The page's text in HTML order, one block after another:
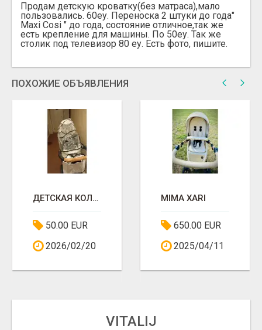
Продам детскую кроватку(без матраса),мало
пользовались. 60еу. Переноска 2 штуки до года"
Maxi Cosi " до года, состояние отличное,так же
есть крепление для машины. По 50еу. Так же
столик под телевизор 80 еу. Есть фото, пишите.
ПОХОЖИЕ ОБЪЯВЛЕНИЯ
ДЕТСКАЯ КОЛЯСКА
50.00 EUR
2026/02/20
MIMA XARI
650.00 EUR
2025/04/11
VITALIJ